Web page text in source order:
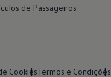
de Passageiros
CookiesTermos e Condições